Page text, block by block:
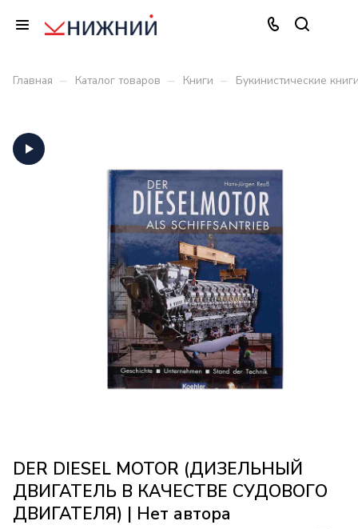
Главная – Каталог товаров – Книги – Букинистические
DER DIESEL MOTOR (ДИЗЕЛЬНЫЙ
ДВИГАТЕЛЬ В КАЧЕСТВЕ СУДОВОГО
ДВИГАТЕЛЯ) | Нет автора